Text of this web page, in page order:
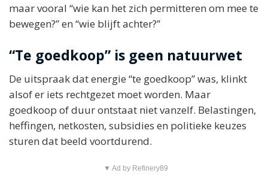
maar vooral “wie kan het zich permitteren om mee te
bewegen?” en “wie blijft achter?”
“Te goedkoop” is geen natuurwet
De uitspraak dat energie “te goedkoop” was, klinkt
alsof er iets rechtgezet moet worden. Maar
goedkoop of duur ontstaat niet vanzelf. Belastingen,
heffingen, netkosten, subsidies en politieke keuzes
sturen dat beeld voortdurend.
▼ Ad by Refinery89